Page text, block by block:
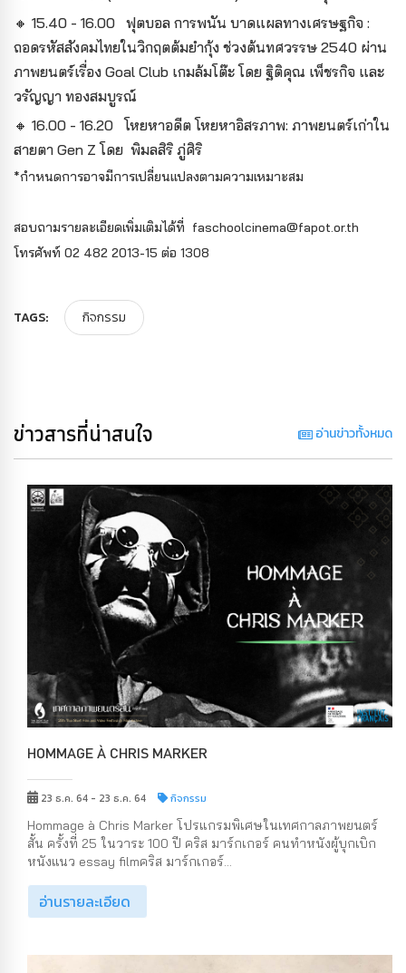
🔸 15.40 - 16.00 ฟุตบอล การพนัน บาดแผลทางเศรษฐกิจ :
ถอดรหัสสังคมไทยในวิกฤตต้มยำกุ้ง ช่วงต้นทศวรรษ 2540 ผ่าน
ภาพยนตร์เรื่อง Goal Club เกมล้มโต๊ะ โดย ฐิติคุณ เพ็ชรกิจ และ
วรัญญา ทองสมบูรณ์
🔸 16.00 - 16.20 โหยหาอดีต โหยหาอิสรภาพ: ภาพยนตร์เก่าใน
สายตา Gen Z โดย พิมลสิริ ภู่ศิริ
*กำหนดการอาจมีการเปลี่ยนแปลงตามความเหมาะสม
สอบถามรายละเอียดเพิ่มเติมได้ที่ faschoolcinema@fapot.or.th
โทรศัพท์ 02 482 2013-15 ต่อ 1308
TAGS: กิจกรรม
ข่าวสารที่น่าสนใจ อ่านข่าวทั้งหมด
HOMMAGE À CHRIS MARKER
23 ธ.ค. 64 - 23 ธ.ค. 64 กิจกรรม
Hommage à Chris Marker โปรแกรมพิเศษในเทศกาลภาพยนตร์
สั้น ครั้งที่ 25 ในวาระ 100 ปี คริส มาร์กเกอร์ คนทำหนังผู้บุกเบิก
หนังแนว essay filmคริส มาร์กเกอร์...
อ่านรายละเอียด